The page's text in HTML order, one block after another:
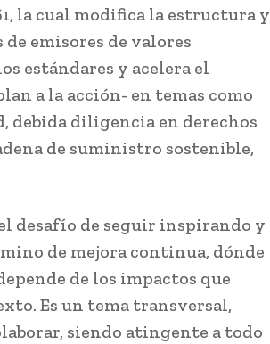
la cual modifica la estructura y
emisores de valores
estándares y acelera el
a la acción- en temas como
debida diligencia en derechos
de suministro sostenible,
desafío de seguir inspirando y
de mejora continua, dónde
de los impactos que
Es un tema transversal,
siendo atingente a todo